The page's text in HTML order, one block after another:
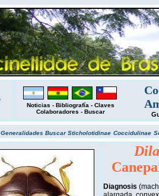
Noticias - Bibliografía - Claves
Colaboradores - Buscar
Generalidades BuscarSticholotidinae Coccidulinae
Diagnosis